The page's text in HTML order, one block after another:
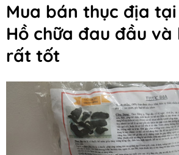
Mua bán thục địa
Hồ chữa đau đầu và
rất tốt